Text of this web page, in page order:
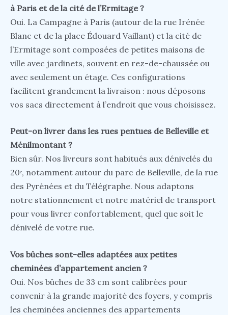
à Paris et de la cité de l’Ermitage ?
Oui. La Campagne à Paris (autour de la rue Irénée
Blanc et de la place Édouard Vaillant) et la cité de
l’Ermitage sont composées de petites maisons de
ville avec jardinets, souvent en rez-de-chaussée ou
avec seulement un étage. Ces configurations
facilitent grandement la livraison : nous déposons
vos sacs directement à l’endroit que vous choisissez.
Peut-on livrer dans les rues pentues de Belleville et
Ménilmontant ?
Bien sûr. Nos livreurs sont habitués aux dénivelés du
20ᵉ, notamment autour du parc de Belleville, de la rue
des Pyrénées et du Télégraphe. Nous adaptons
notre stationnement et notre matériel de transport
pour vous livrer confortablement, quel que soit le
dénivelé de votre rue.
Vos bûches sont-elles adaptées aux petites
cheminées d’appartement ancien ?
Oui. Nos bûches de 33 cm sont calibrées pour
convenir à la grande majorité des foyers, y compris
les cheminées anciennes des appartements